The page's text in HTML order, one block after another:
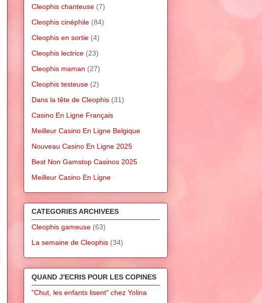
Cleophis chanteuse (7)
Cleophis cinéphile (84)
Cleophis en sortie (4)
Cleophis lectrice (23)
Cleophis maman (27)
Cleophis testeuse (2)
Dans la tête de Cleophis (31)
Casino En Ligne Français
Meilleur Casino En Ligne Belgique
Nouveau Casino En Ligne 2025
Best Non Gamstop Casinos 2025
Meilleur Casino En Ligne
CATEGORIES ARCHIVEES
Cleophis gameuse (63)
La semaine de Cleophis (34)
QUAND J'ECRIS POUR LES COPINES
"Chut, les enfants lisent" chez Yolina